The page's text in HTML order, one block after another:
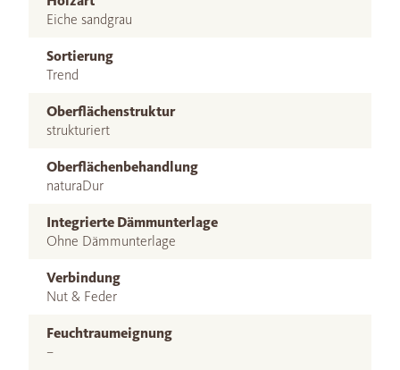
Eiche sandgrau
Sortierung
Trend
Oberflächenstruktur
strukturiert
Oberflächenbehandlung
naturaDur
Integrierte Dämmunterlage
Ohne Dämmunterlage
Verbindung
Nut & Feder
Feuchtraumeignung
–